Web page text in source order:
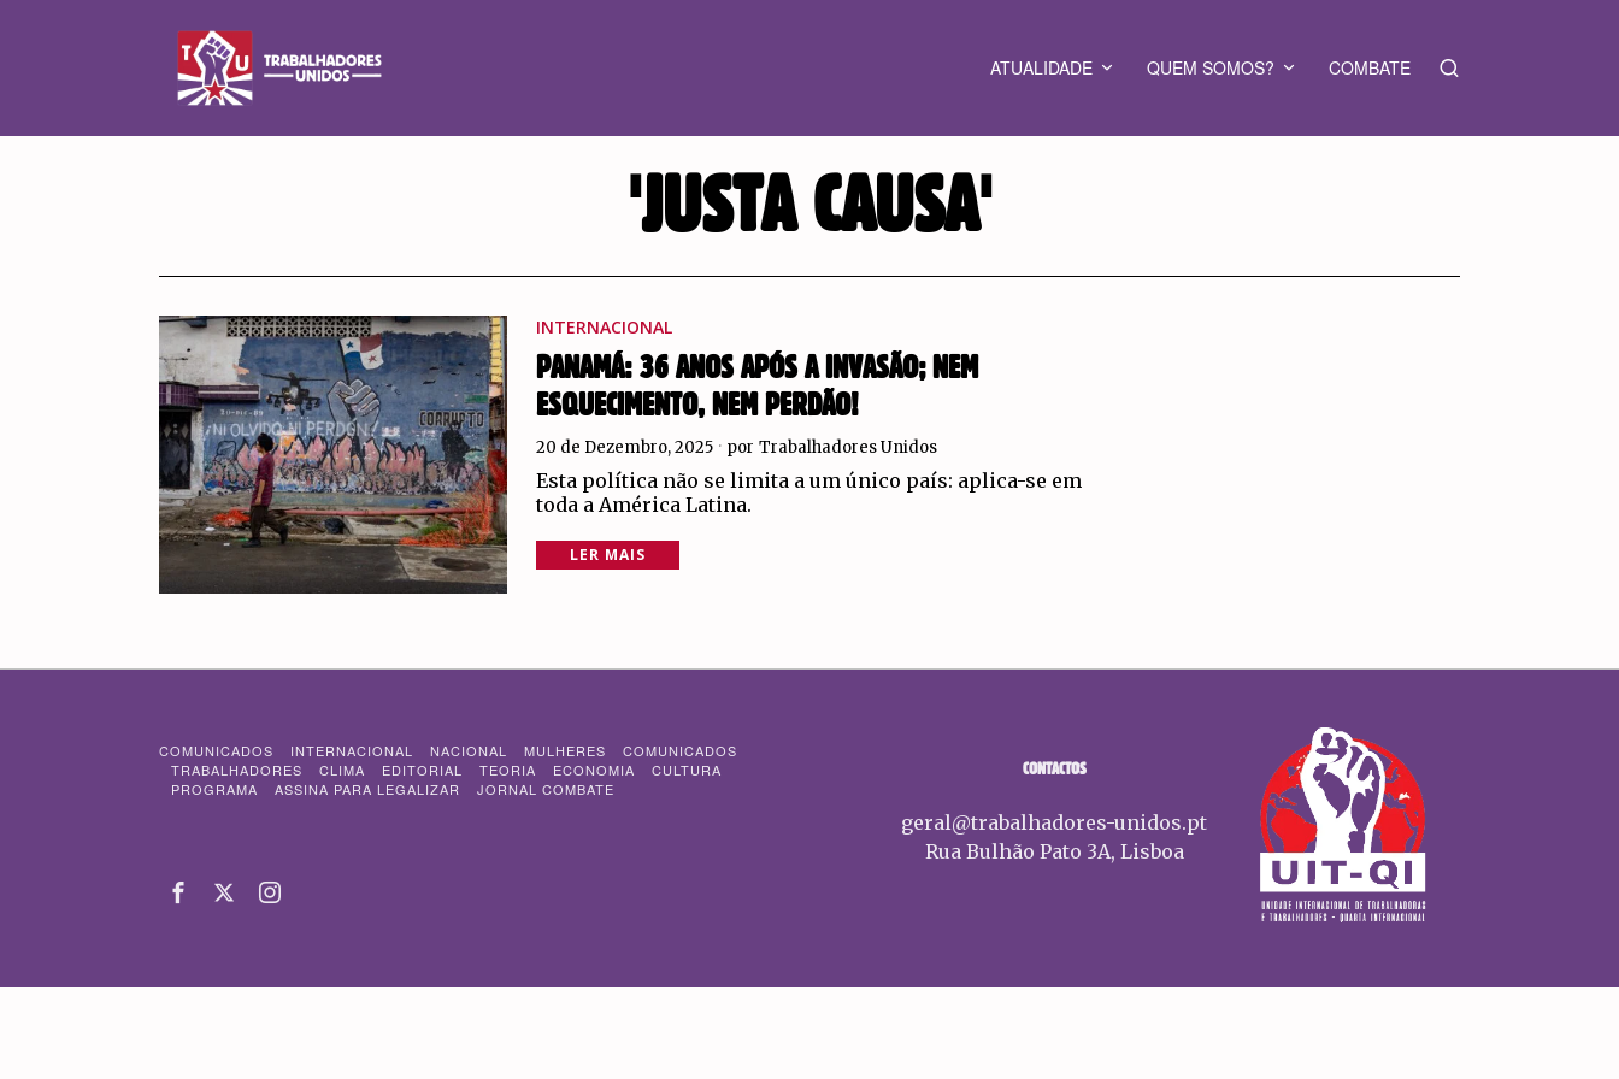
ATUALIDADE QUEM SOMOS? COMBATE
'JUSTA CAUSA'
INTERNACIONAL
PANAMÁ: 36 ANOS APÓS A INVASÃO; NEM
ESQUECIMENTO, NEM PERDÃO!
20 de Dezembro, 2025 por Trabalhadores Unidos
Esta política não se limita a um único país: aplica-se em
toda a América Latina.
LER MAIS
COMUNICADOS INTERNACIONAL NACIONAL MULHERES
COMUNICADOS
TRABALHADORES
CLIMA EDITORIAL TEORIA ECONOMIA
CULTURA
PROGRAMA
ASSINA PARA LEGALIZAR JORNAL COMBATE
CONTACTOS
geral@trabalhadores-unidos.pt
Rua Bulhão Pato 3A, Lisboa